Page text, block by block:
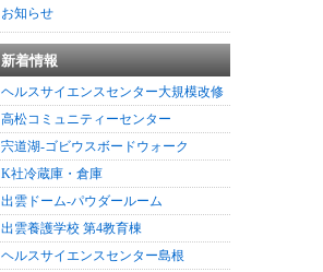
お知らせ
新着情報
ヘルスサイエンスセンター大規模改修
高松コミュニティーセンター
宍道湖-ゴビウスボードウォーク
K社冷蔵庫・倉庫
出雲ドーム-パウダールーム
出雲養護学校 第4教育棟
ヘルスサイエンスセンター島根